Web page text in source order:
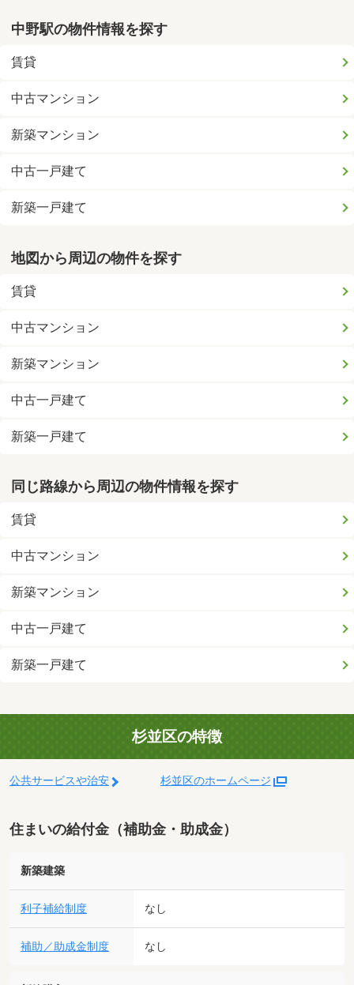
中野駅の物件情報を探す
賃貸
中古マンション
新築マンション
中古一戸建て
新築一戸建て
地図から周辺の物件を探す
賃貸
中古マンション
新築マンション
中古一戸建て
新築一戸建て
同じ路線から周辺の物件情報を探す
賃貸
中古マンション
新築マンション
中古一戸建て
新築一戸建て
杉並区の特徴
公共サービスや治安 杉並区のホームページ
住まいの給付金（補助金・助成金）
新築建築
利子補給制度 なし
補助／助成金制度 なし